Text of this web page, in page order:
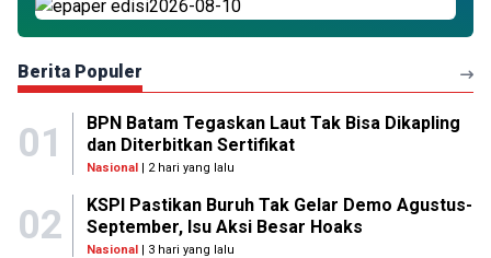
Berita Populer
01
BPN Batam Tegaskan Laut Tak Bisa Dikapling
dan Diterbitkan Sertifikat
Nasional| 2 hari yang lalu
02
KSPI Pastikan Buruh Tak Gelar Demo Agustus-
September, Isu Aksi Besar Hoaks
Nasional| 3 hari yang lalu